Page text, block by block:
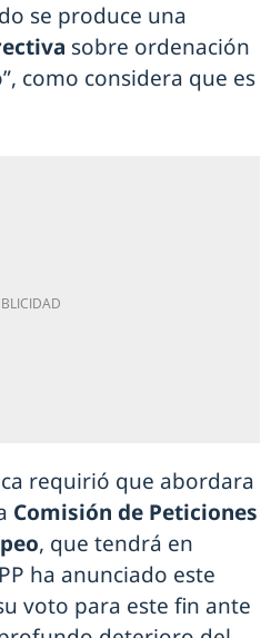
se produce una
sobre ordenación
como considera que es
requirió que abordara
Comisión de Peticiones
, que tendrá en
ha anunciado este
voto para este fin ante